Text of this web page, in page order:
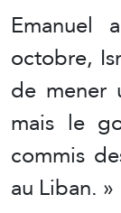
octobre,
de mener
mais le
commis
au Liban. »